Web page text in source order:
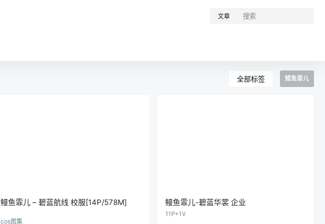
文章
全部标签 鳗鱼霏儿
鳗鱼霏儿 – 碧蓝航线 校服[14P/578M]
cos图集
鳗鱼霏儿-碧蓝华裳 企业
11P+1V